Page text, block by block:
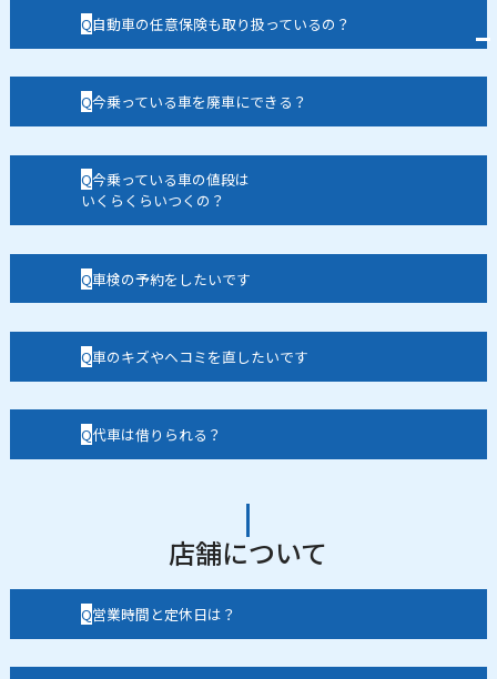
自動車の任意保険も取り扱っているの？
今乗っている車を廃車にできる？
今乗っている車の値段は
いくらくらいつくの？
車検の予約をしたいです
車のキズやヘコミを直したいです
代車は借りられる？
店舗について
営業時間と定休日は？